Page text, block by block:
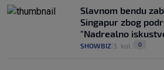
Slavnom bendu
Singapur zbog
"Nadrealno
SHOWBIZ 3. kol. 0